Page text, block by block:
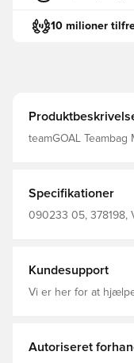
10 milioner
teamGOAL Teambag
Specifikationer
090233 05, 378198,
Kundesupport
Vi er her for at
Autoriseret